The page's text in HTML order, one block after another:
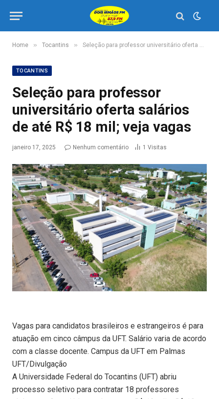
Home » Tocantins » Seleção para professor universitário oferta salários de até R$ 18 mil; veja vagas
TOCANTINS
Seleção para professor
universitário oferta salários
de até R$ 18 mil; veja vagas
janeiro 17, 2025 Nenhum comentário 1 Visitas
Vagas para candidatos brasileiros e estrangeiros é para
atuação em cinco câmpus da UFT. Salário varia de acordo
com a classe docente. Campus da UFT em Palmas
UFT/Divulgação
A Universidade Federal do Tocantins (UFT) abriu
processo seletivo para contratar 18 professores